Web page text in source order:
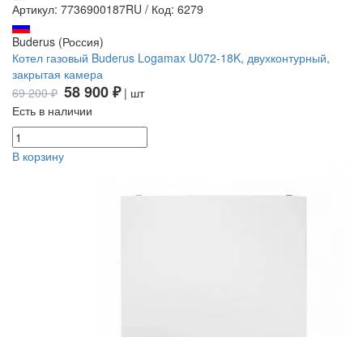
Артикул: 7736900187RU / Код: 6279
Buderus (Россия)
Котел газовый Buderus Logamax U072-18K, двухконтурный,
закрытая камера
69 200 ₽ 58 900 ₽| шт
Есть в наличии
В корзину